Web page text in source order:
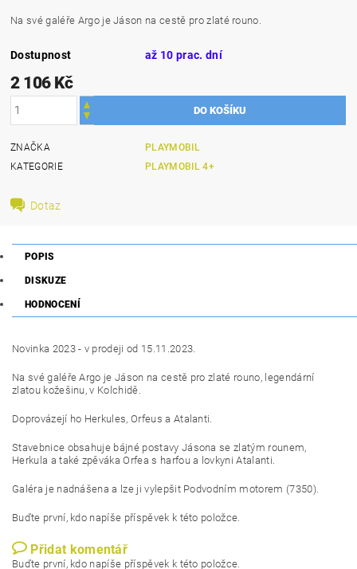
Na své galéře Argo je Jáson na cestě pro zlaté rouno.
Dostupnost až 10 prac. dní
2 106 Kč
ZNAČKA
PLAYMOBIL
KATEGORIE
PLAYMOBIL 4+
Dotaz
POPIS
DISKUZE
HODNOCENÍ
Novinka 2023 - v prodeji od 15.11.2023.
Na své galéře Argo je Jáson na cestě pro zlaté rouno, legendární
zlatou kožešinu, v Kolchidě.
Doprovázejí ho Herkules, Orfeus a Atalanti.
Stavebnice obsahuje bájné postavy Jásona se zlatým rounem,
Herkula a také zpěváka Orfea s harfou a lovkyni Atalanti.
Galéra je nadnášena a lze ji vylepšit Podvodním motorem (7350).
Buďte první, kdo napíše příspěvek k této položce.
Přidat komentář
Buďte první, kdo napíše příspěvek k této položce.